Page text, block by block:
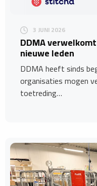
3 JUNI 2026
DDMA
nieuwe leden
DDMA heeft sinds
organisaties mogen
toetreding…